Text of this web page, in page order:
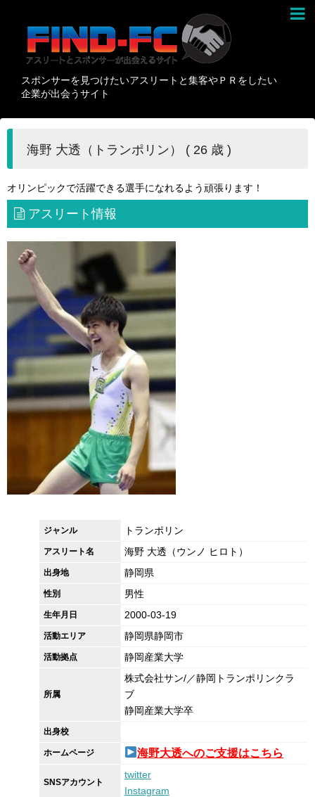
スポンサーを見つけたいアスリートと集客やＰＲをしたい
企業が出会うサイト
海野 大透（トランポリン） ( 26 歳 )
オリンピックで活躍できる選手になれるよう頑張ります！
アスリート情報
ジャンル トランポリン
アスリート名 海野 大透（ウンノ ヒロト）
出身地 静岡県
性別 男性
生年月日 2000-03-19
活動エリア 静岡県静岡市
活動拠点 静岡産業大学
所属
株式会社サン/／静岡トランポリンクラ
ブ
静岡産業大学卒
出身校
ホームページ 海野大透へのご支援はこちら
SNSアカウント
twitter
Instagram